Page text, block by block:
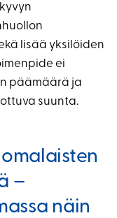
lisää yksilöiden
ei
päämäärä ja
suunta.
–
näin